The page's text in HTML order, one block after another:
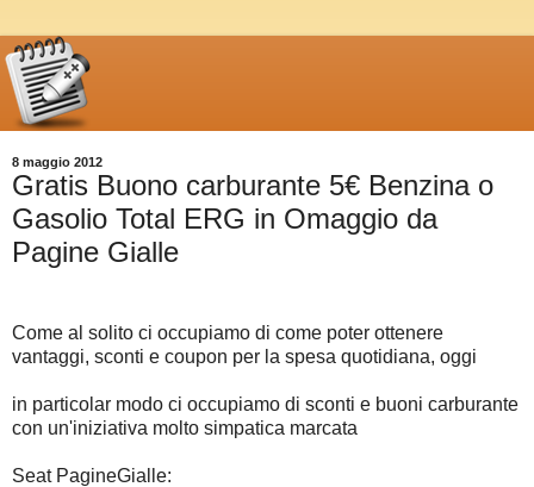
8 maggio 2012
Gratis Buono carburante 5€ Benzina o
Gasolio Total ERG in Omaggio da
Pagine Gialle
Come al solito ci occupiamo di come poter ottenere
vantaggi, sconti e coupon per la spesa quotidiana, oggi
in particolar modo ci occupiamo di sconti e buoni carburante
con un'iniziativa molto simpatica marcata
Seat PagineGialle: